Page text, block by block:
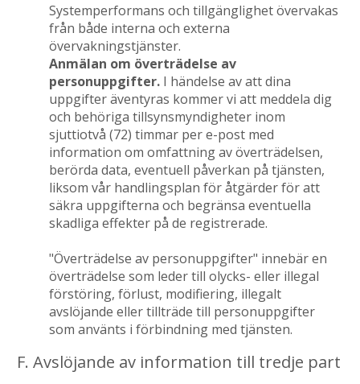
Systemperformans och tillgänglighet övervakas
från både interna och externa
övervakningstjänster.
Anmälan om överträdelse av
personuppgifter. I händelse av att dina
uppgifter äventyras kommer vi att meddela dig
och behöriga tillsynsmyndigheter inom
sjuttiotvå (72) timmar per e-post med
information om omfattning av överträdelsen,
berörda data, eventuell påverkan på tjänsten,
liksom vår handlingsplan för åtgärder för att
säkra uppgifterna och begränsa eventuella
skadliga effekter på de registrerade.
"Överträdelse av personuppgifter" innebär en
överträdelse som leder till olycks- eller illegal
förstöring, förlust, modifiering, illegalt
avslöjande eller tillträde till personuppgifter
som använts i förbindning med tjänsten.
F. Avslöjande av information till tredje part